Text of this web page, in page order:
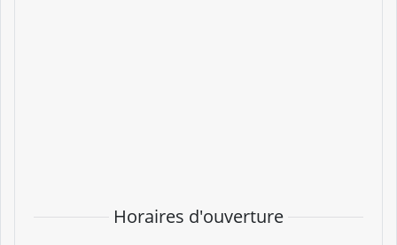
Horaires d'ouverture